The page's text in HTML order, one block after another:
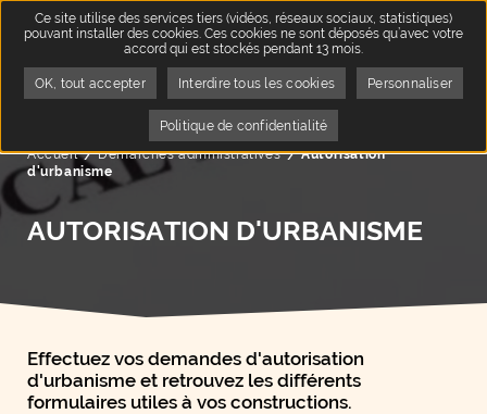
Accueil Démarches administratives Page active :
Autorisation
d'urbanisme
AUTORISATION D'URBANISME
Effectuez vos demandes d'autorisation
d'urbanisme et retrouvez les différents
formulaires utiles à vos constructions.
Ce site utilise des services tiers (vidéos, réseaux sociaux, statistiques)
pouvant installer des cookies. Ces cookies ne sont déposés qu’avec votre
accord qui est stockés pendant 13 mois.
OK, tout accepter Interdire tous les cookies Personnaliser
Politique de confidentialité